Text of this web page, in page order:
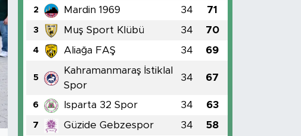
2 Mardin 1969 34 71
3 Muş Sport Klübü 34 70
4 Aliağa FAŞ 34 69
5
Kahramanmaraş İstiklal
Spor
34 67
6 Isparta 32 Spor 34 63
7 Güzide Gebzespor 34 58